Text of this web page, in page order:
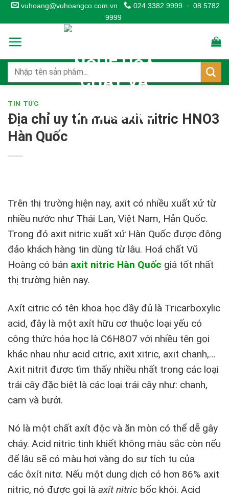
Skip
to
content
vuhoang@vuhoangco.com.vn 024 3382 9999 - 08 5782
9999
TIN TỨC
Địa chỉ uy tín mua axit nitric HNO3
Hàn Quốc
Trên thị trường hiện nay, axit có nhiều xuất xử từ
nhiều nước như Thái Lan, Việt Nam, Hản Quốc.
Trong đó axit nitric xuất xứ Hàn Quốc được đông
đảo khách hàng tin dùng từ lâu. Hoá chất Vũ
Hoàng có bán axit nitric Hàn Quốc giá tốt nhất
thị trường hiện nay.
Axít citric có tên khoa học đầy đủ là Tricarboxylic
acid, đây là một axít hữu cơ thuộc loại yếu có
công thức hóa học là C6H8O7 với nhiều tên gọi
khác nhau như acid citric, axit xitric, axit chanh,…
Axit nitrit được tìm thấy nhiều nhất trong các loại
trái cây đặc biệt là các loại trái cây như: chanh,
cam và bưởi.
Nó là một chất axít độc và ăn mòn có thể dễ gây
cháy. Acid nitric tinh khiết không màu sắc còn nếu
để lâu sẽ có màu hơi vàng do sự tích tụ của
các ôxít nitơ. Nếu một dung dịch có hơn 86% axit
nitric, nó được gọi là axít nitric bốc khói. Acid